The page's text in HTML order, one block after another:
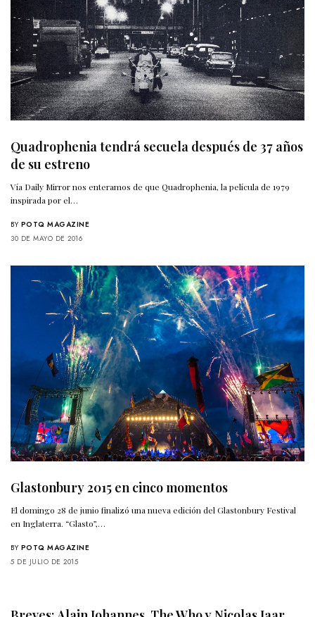
Quadrophenia tendrá secuela después de 37 años
de su estreno
Vía Daily Mirror nos enteramos de que Quadrophenia, la película de 1979
inspirada por el…
BY POTQ MAGAZINE
30 DE MAYO DE 2016
Glastonbury 2015 en cinco momentos
El domingo 28 de junio finalizó una nueva edición del Glastonbury Festival
en Inglaterra. “Glasto”,…
BY POTQ MAGAZINE
5 DE JULIO DE 2015